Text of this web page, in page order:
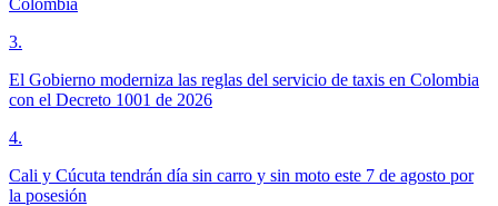
3.
El Gobierno moderniza las reglas del servicio de taxis en Colombia
con el Decreto 1001 de 2026
4.
Cali y Cúcuta tendrán día sin carro y sin moto este 7 de agosto por
la posesión